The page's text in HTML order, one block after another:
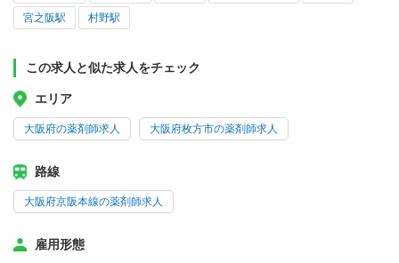
宮之阪駅 村野駅
この求人と似た求人をチェック
エリア
大阪府の薬剤師求人 大阪府枚方市の薬剤師求人
路線
大阪府京阪本線の薬剤師求人
雇用形態